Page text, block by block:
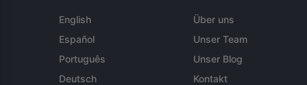
English
Español
Português
Deutsch
Über uns
Unser Team
Unser Blog
Kontakt